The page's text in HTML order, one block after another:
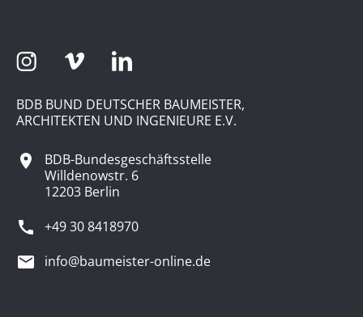
BDB BUND DEUTSCHER BAUMEISTER,
ARCHITEKTEN UND INGENIEURE E.V.
BDB-Bundesgeschäftsstelle
Willdenowstr. 6
12203 Berlin
+49 30 8418970
info@baumeister-online.de